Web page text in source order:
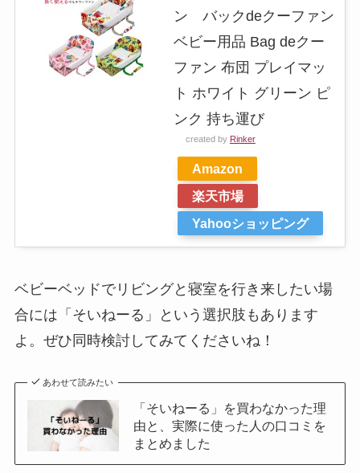
ン バックdeクーファン
ベビー用品 Bag deクー
ファン 布団 プレイマッ
ト ホワイト グリーン ピ
ンク 持ち運び
created by Rinker
Amazon
楽天市場
Yahooショッピング
ベビーベッドでリビングと寝室を行き来したい場
合には「そいねーる」という選択肢もあります
よ。ぜひ同時検討してみてくださいね！
あわせて読みたい
「そいねーる」を買わなかった理
由と、実際に使った人の口コミを
まとめました